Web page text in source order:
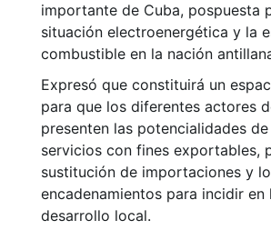
importante de Cuba, pospuesta
situación electroenergética y la
combustible en la nación
Expresó que constituirá un
para que los diferentes actores
presenten las potencialidades
servicios con fines exportables,
sustitución de importaciones y
encadenamientos para incidir en
desarrollo local.